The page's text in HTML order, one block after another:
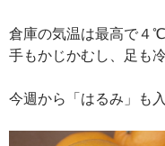
倉庫の気温は最高で４℃
手もかじかむし、足も
今週から「はるみ」も